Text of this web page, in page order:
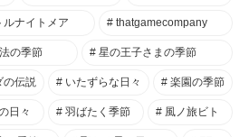
ルナイトメア thatgamecompany
の季節 星の王子さまの季節
の伝説 いたずらな日々 楽園の季節
日々 羽ばたく季節 風ノ旅ビト